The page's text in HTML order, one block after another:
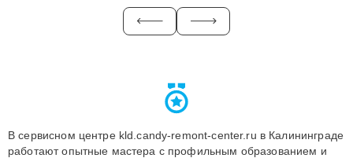
В сервисном центре kld.candy-remont-center.ru в Калининграде
работают опытные мастера с профильным образованием и